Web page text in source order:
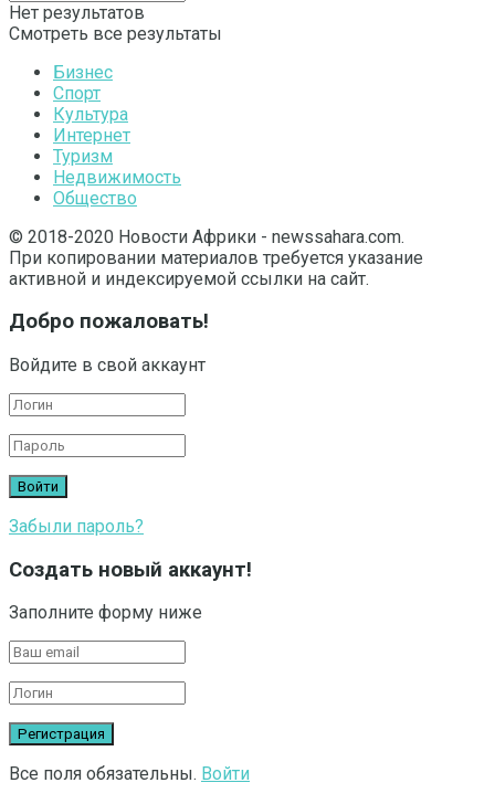
Нет результатов
Смотреть все результаты
Бизнес
Спорт
Культура
Интернет
Туризм
Недвижимость
Общество
© 2018-2020 Новости Африки - newssahara.com.
При копировании материалов требуется указание
активной и индексируемой ссылки на сайт.
Добро пожаловать!
Войдите в свой аккаунт
Забыли пароль?
Создать новый аккаунт!
Заполните форму ниже
Все поля обязательны. Войти